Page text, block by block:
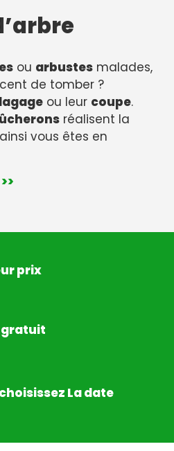
ou arbustes malades,
de tomber ?
ou leur coupe.
réalisent la
vous êtes en
prix
gratuit
La date